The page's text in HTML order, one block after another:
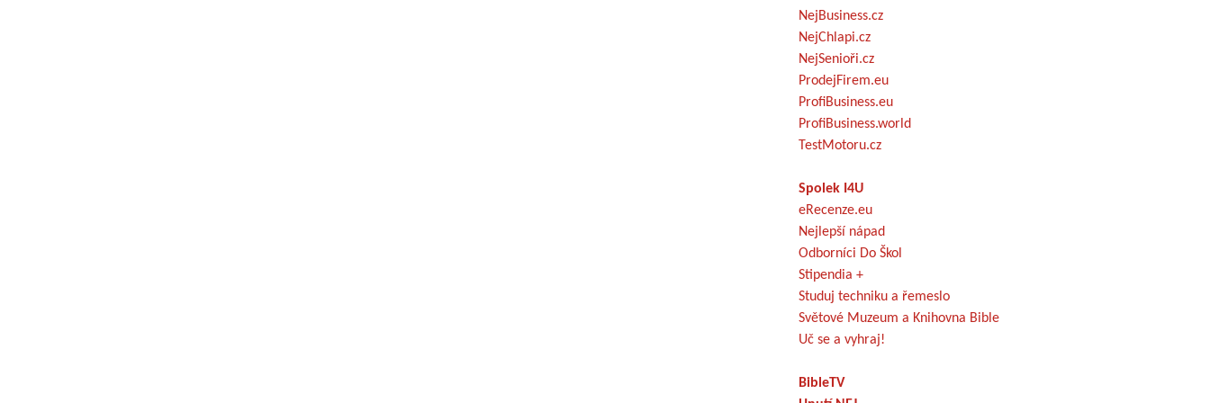
NejBusiness.cz
NejChlapi.cz
NejSenioři.cz
ProdejFirem.eu
ProfiBusiness.eu
ProfiBusiness.world
TestMotoru.cz
Spolek I4U
eRecenze.eu
Nejlepší nápad
Odborníci Do Škol
Stipendia +
Studuj techniku a řemeslo
Světové Muzeum a Knihovna Bible
Uč se a vyhraj!
BibleTV